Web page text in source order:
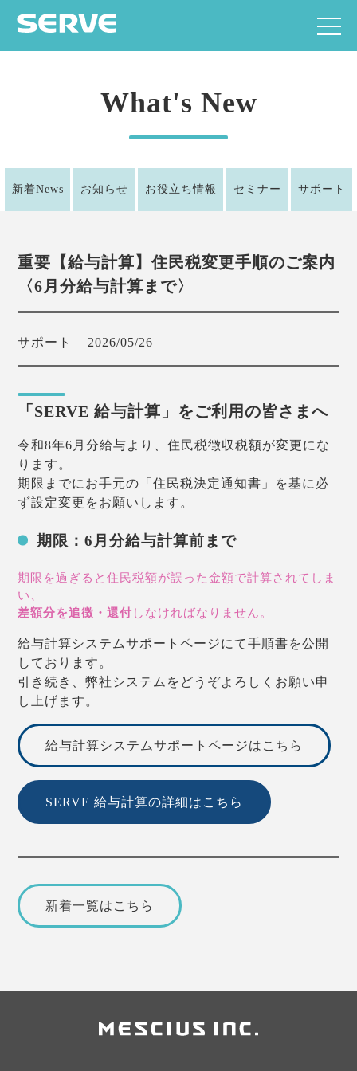
What's New
新着News お知らせ お役立ち情報 セミナー サポート
重要【給与計算】住民税変更手順のご案内
〈6月分給与計算まで〉
サポート 2026/05/26
「SERVE 給与計算」をご利用の皆さまへ
令和8年6月分給与より、住民税徴収税額が変更にな
ります。
期限までにお手元の「住民税決定通知書」を基に必
ず設定変更をお願いします。
期限：6月分給与計算前まで
期限を過ぎると住民税額が誤った金額で計算されてしま
い、
差額分を追徴・還付 しなければなりません。
給与計算システムサポートページにて手順書を公開
しております。
引き続き、弊社システムをどうぞよろしくお願い申
し上げます。
給与計算システムサポートページはこちら
SERVE 給与計算の詳細はこちら
新着一覧はこちら